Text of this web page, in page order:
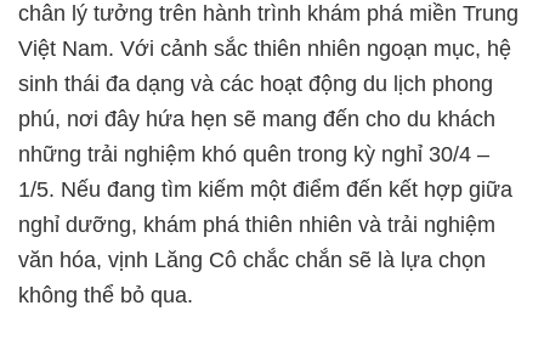
chân lý tưởng trên hành trình khám phá miền Trung
Việt Nam. Với cảnh sắc thiên nhiên ngoạn mục, hệ
sinh thái đa dạng và các hoạt động du lịch phong
phú, nơi đây hứa hẹn sẽ mang đến cho du khách
những trải nghiệm khó quên trong kỳ nghỉ 30/4 –
1/5. Nếu đang tìm kiếm một điểm đến kết hợp giữa
nghỉ dưỡng, khám phá thiên nhiên và trải nghiệm
văn hóa, vịnh Lăng Cô chắc chắn sẽ là lựa chọn
không thể bỏ qua.